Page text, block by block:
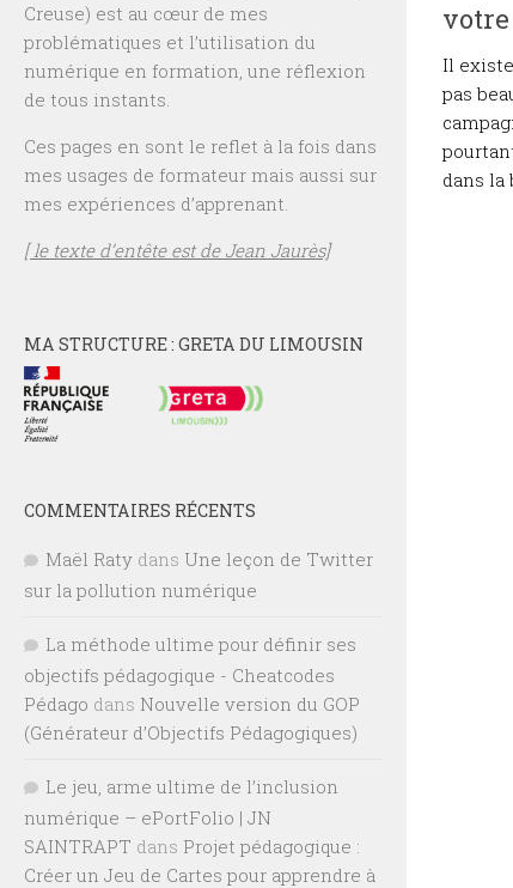
Il
pas
dans la
Creuse) est au cœur de mes
problématiques et l’utilisation du
numérique en formation, une réflexion
de tous instants.
Ces pages en sont le reflet à la fois dans
mes usages de formateur mais aussi sur
mes expériences d’apprenant.
[ le texte d’entête est de Jean Jaurès]
MA STRUCTURE : GRETA DU LIMOUSIN
COMMENTAIRES RÉCENTS
Maël Raty dans Une leçon de Twitter
sur la pollution numérique
La méthode ultime pour définir ses
objectifs pédagogique - Cheatcodes
Pédago dans Nouvelle version du GOP
(Générateur d’Objectifs Pédagogiques)
Le jeu, arme ultime de l’inclusion
numérique – ePortFolio | JN
SAINTRAPT dans Projet pédagogique :
Créer un Jeu de Cartes pour apprendre à